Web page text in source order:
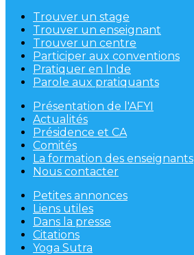
Trouver un stage
Trouver un enseignant
Trouver un centre
Participer aux conventions
Pratiquer en Inde
Parole aux pratiquants
Présentation de l'AFYI
Actualités
Présidence et CA
Comités
La formation des enseignants
Nous contacter
Petites annonces
Liens utiles
Dans la presse
Citations
Yoga Sutra